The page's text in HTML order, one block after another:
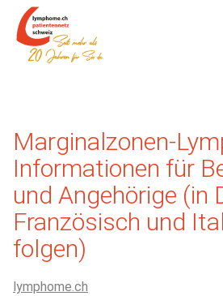
Marginalzonen-
Informationen für
und Angehörige (in
Französisch und
folgen)
lymphome.ch